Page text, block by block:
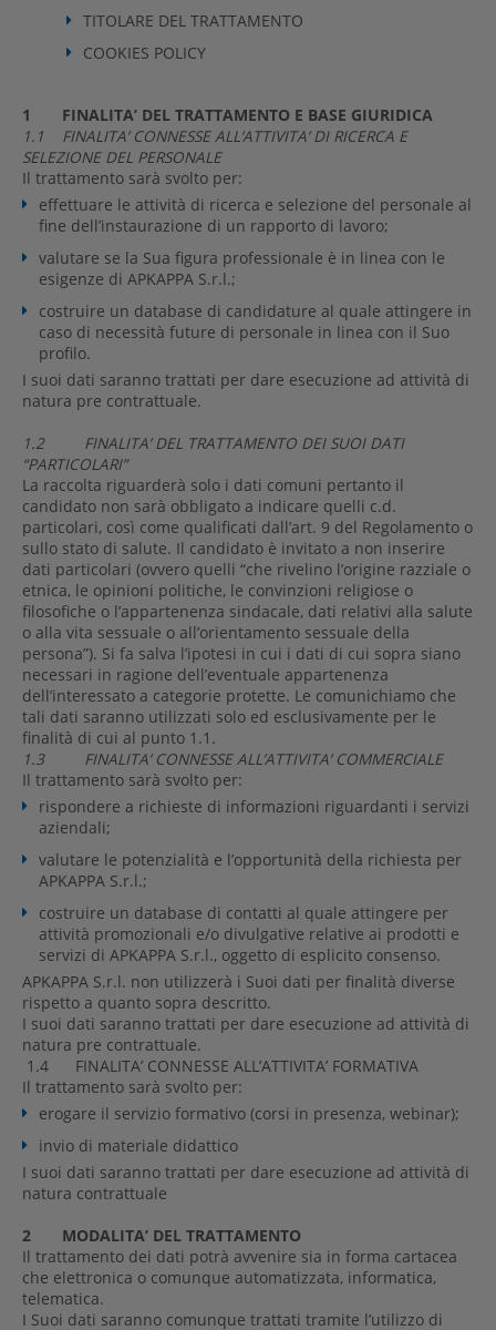
TITOLARE DEL TRATTAMENTO
COOKIES POLICY
1 FINALITA’ DEL TRATTAMENTO E BASE GIURIDICA
1.1 FINALITA’ CONNESSE ALL’ATTIVITA’ DI RICERCA E
SELEZIONE DEL PERSONALE
Il trattamento sarà svolto per:
effettuare le attività di ricerca e selezione del personale al
fine dell’instaurazione di un rapporto di lavoro;
valutare se la Sua figura professionale è in linea con le
esigenze di APKAPPA S.r.l.;
costruire un database di candidature al quale attingere in
caso di necessità future di personale in linea con il Suo
profilo.
I suoi dati saranno trattati per dare esecuzione ad attività di
natura pre contrattuale.
1.2 FINALITA’ DEL TRATTAMENTO DEI SUOI DATI
“PARTICOLARI”
La raccolta riguarderà solo i dati comuni pertanto il
candidato non sarà obbligato a indicare quelli c.d.
particolari, così come qualificati dall’art. 9 del Regolamento o
sullo stato di salute. Il candidato è invitato a non inserire
dati particolari (ovvero quelli “che rivelino l’origine razziale o
etnica, le opinioni politiche, le convinzioni religiose o
filosofiche o l’appartenenza sindacale, dati relativi alla salute
o alla vita sessuale o all’orientamento sessuale della
persona”). Si fa salva l’ipotesi in cui i dati di cui sopra siano
necessari in ragione dell’eventuale appartenenza
dell’interessato a categorie protette. Le comunichiamo che
tali dati saranno utilizzati solo ed esclusivamente per le
finalità di cui al punto 1.1.
1.3 FINALITA’ CONNESSE ALL’ATTIVITA’ COMMERCIALE
Il trattamento sarà svolto per:
rispondere a richieste di informazioni riguardanti i servizi
aziendali;
valutare le potenzialità e l’opportunità della richiesta per
APKAPPA S.r.l.;
costruire un database di contatti al quale attingere per
attività promozionali e/o divulgative relative ai prodotti e
servizi di APKAPPA S.r.l., oggetto di esplicito consenso.
APKAPPA S.r.l. non utilizzerà i Suoi dati per finalità diverse
rispetto a quanto sopra descritto.
I suoi dati saranno trattati per dare esecuzione ad attività di
natura pre contrattuale.
1.4 FINALITA’ CONNESSE ALL’ATTIVITA’ FORMATIVA
Il trattamento sarà svolto per:
erogare il servizio formativo (corsi in presenza, webinar);
invio di materiale didattico
I suoi dati saranno trattati per dare esecuzione ad attività di
natura contrattuale
2 MODALITA’ DEL TRATTAMENTO
Il trattamento dei dati potrà avvenire sia in forma cartacea
che elettronica o comunque automatizzata, informatica,
telematica.
I Suoi dati saranno comunque trattati tramite l’utilizzo di